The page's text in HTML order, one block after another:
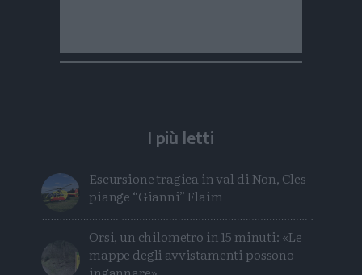
I più letti
Escursione tragica in val di Non, Cles
piange “Gianni” Flaim
Orsi, un chilometro in 15 minuti: «Le
mappe degli avvistamenti possono